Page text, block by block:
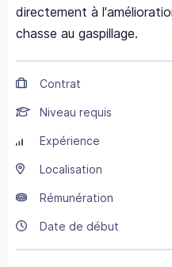
directement à
chasse au gaspillage.
Contrat
Niveau requis
Expérience
Localisation
Rémunération
Date de début